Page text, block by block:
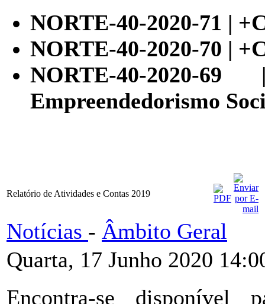
NORTE-40-2020-71 |
NORTE-40-2020-70 |
NORTE-40-
Empreendedorismo
Relatório de Atividades e Contas 2019
Notícias - Âmbito Geral
Quarta, 17 Junho 2020
Encontra-se